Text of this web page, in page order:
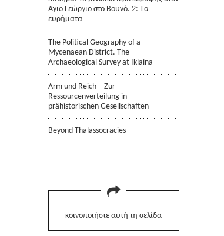
Άγιο Γεώργιο στο Βουνό. 2: Τα
ευρήματα
The Political Geography of a
Mycenaean District. The
Archaeological Survey at Iklaina
Arm und Reich – Zur
Ressourcenverteilung in
prähistorischen Gesellschaften
Beyond Thalassocracies
κοινοποιήστε αυτή τη σελίδα